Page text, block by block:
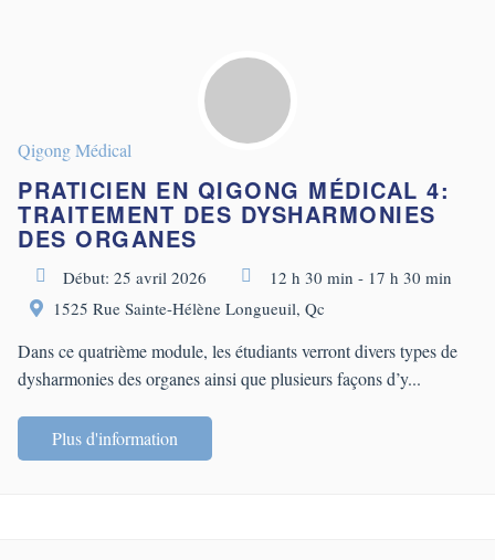
Qigong Médical
PRATICIEN EN QIGONG MÉDICAL 4:
TRAITEMENT DES DYSHARMONIES
DES ORGANES
Début: 25 avril 2026
12 h 30 min - 17 h 30 min
1525 Rue Sainte-Hélène Longueuil, Qc
Dans ce quatrième module, les étudiants verront divers types de
dysharmonies des organes ainsi que plusieurs façons d’y...
Plus d'information